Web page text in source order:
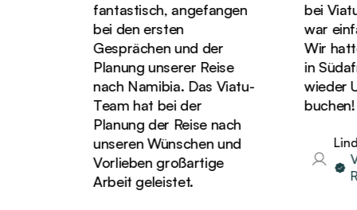
fantastisch, angefangen
bei den ersten
Gesprächen und der
Planung unserer Reise
nach Namibia. Das Viatu-
Team hat bei der
Planung der Reise nach
unseren Wünschen und
Vorlieben großartige
Arbeit geleistet.
bei Viatu
war
Wir hatten
in
wieder
buchen!
Linda